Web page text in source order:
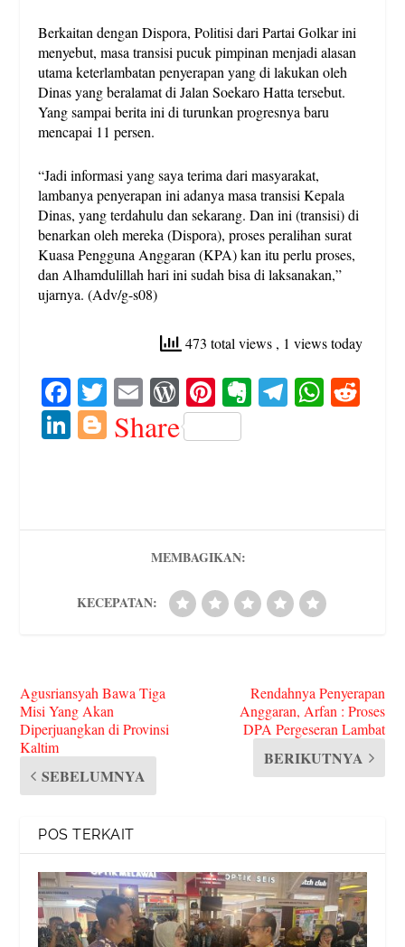
Berkaitan dengan Dispora, Politisi dari Partai Golkar ini
menyebut, masa transisi pucuk pimpinan menjadi alasan
utama keterlambatan penyerapan yang di lakukan oleh
Dinas yang beralamat di Jalan Soekaro Hatta tersebut.
Yang sampai berita ini di turunkan progresnya baru
mencapai 11 persen.
“Jadi informasi yang saya terima dari masyarakat,
lambanya penyerapan ini adanya masa transisi Kepala
Dinas, yang terdahulu dan sekarang. Dan ini (transisi) di
benarkan oleh mereka (Dispora), proses peralihan surat
Kuasa Pengguna Anggaran (KPA) kan itu perlu proses,
dan Alhamdulillah hari ini sudah bisa di laksanakan,”
ujarnya. (Adv/g-s08)
473 total views , 1 views today
Fa
ce
bo
T
wi
tte
E
m
ail
W
or
d
s
Pi
nt
er
E Te W
Li Bl
Share
MEMBAGIKAN:
KECEPATAN:
Agusriansyah Bawa Tiga
Misi Yang Akan
Diperjuangkan di Provinsi
Kaltim
SEBELUMNYA
Rendahnya Penyerapan
Anggaran, Arfan : Proses
DPA Pergeseran Lambat
BERIKUTNYA
POS TERKAIT